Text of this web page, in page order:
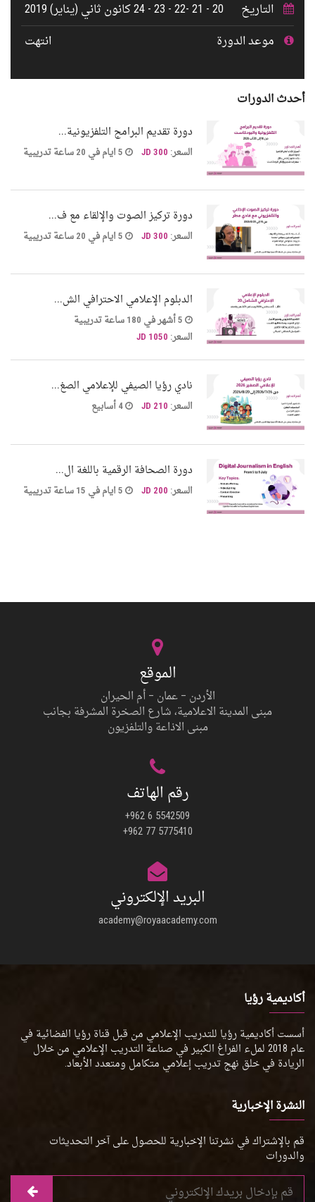
التاريخ
20 - 21 -22 - 23 - 24 كانون ثاني (يناير) 2019
موعد الدورة
انتهت
أحدث الدورات
دورة تقديم البرامج التلفزيونية...
السعر: 300 JD
دورة تركيز الصوت والإلقاء مع ف...
السعر: 300 JD
الدبلوم الإعلامي الاحترافي الش...
السعر: 1050 JD
نادي رؤيا الصيفي للإعلامي الصغ...
4 أسابيع السعر: 210 JD
دورة الصحافة الرقمية باللغة ال...
السعر: 200 JD
الموقع
الأردن – عمان – أم الحيران
مبنى المدينة الاعلامية، شارع الصخرة المشرفة بجانب
مبنى الاذاعة والتلفزيون
رقم الهاتف
+962 6 5542509
+962 77 5775410
البريد الإلكتروني
academy@royaacademy.com
أكاديمية رؤيا
أسست أكاديمية رؤيا للتدريب الإعلامي من قبل قناة رؤيا الفضائية في
عام 2018 لملء الفراغ الكبير في صناعة التدريب الإعلامي من خلال
الريادة في خلق نهج تدريب إعلامي متكامل ومتعدد الأبعاد.
النشرة الإخبارية
قم بالإشتراك في نشرتنا الإخبارية للحصول على آخر التحديثات
والدورات